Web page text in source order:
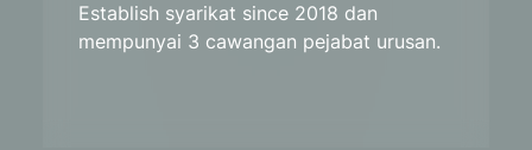
Establish syarikat since 2018 dan
mempunyai 3 cawangan pejabat urusan.